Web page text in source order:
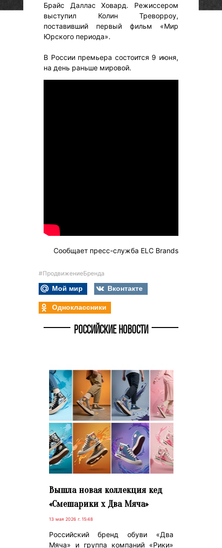
Брайс Даллас Ховард. Режиссером
выступил Колин Треворроу,
поставивший первый фильм «Мир
Юрского периода».
В России премьера состоится 9 июня,
на день раньше мировой.
Сообщает пресс-служба ELC Brands
#ПродвижениеБренда
Мой мир
Вконтакте
Одноклассники
РОССИЙСКИЕ НОВОСТИ
Вышла новая коллекция кед
«Смешарики х Два Мяча»
13 мая 2026 г. 15:48
Российский бренд обуви «Два
Мяча» и группа компаний «Рики»